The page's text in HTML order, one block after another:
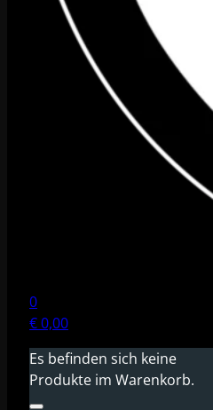
0
€0,00
Es befinden sich keine
Produkte im Warenkorb.